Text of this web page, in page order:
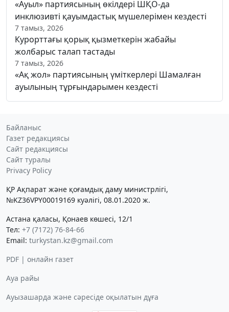
«Ауыл» партиясының өкілдері ШҚО-да
инклюзивті қауымдастық мүшелерімен кездесті
7 тамыз, 2026
Курорттағы қорық қызметкерін жабайы
жолбарыс талап тастады
7 тамыз, 2026
«Ақ жол» партиясының үміткерлері Шамалған
ауылының тұрғындарымен кездесті
Байланыс
Газет редакциясы
Сайт редакциясы
Сайт туралы
Privacy Policy
ҚР Ақпарат және қоғамдық даму министрлігі,
№KZ36VPY00019169 куәлігі, 08.01.2020 ж.
Астана қаласы, Қонаев көшесі, 12/1
Тел: +7 (7172) 76-84-66
Email: turkystan.kz@gmail.com
PDF | онлайн газет
Ауа райы
Ауызашарда және сәресіде оқылатын дұға